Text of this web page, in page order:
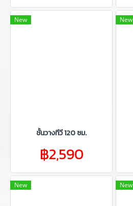
New
ชั้นวางทีวี 120 ซม.
฿2,590
New
New New